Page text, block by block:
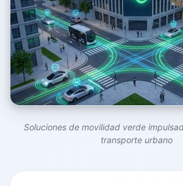
Soluciones de movilidad verde
transporte urbano